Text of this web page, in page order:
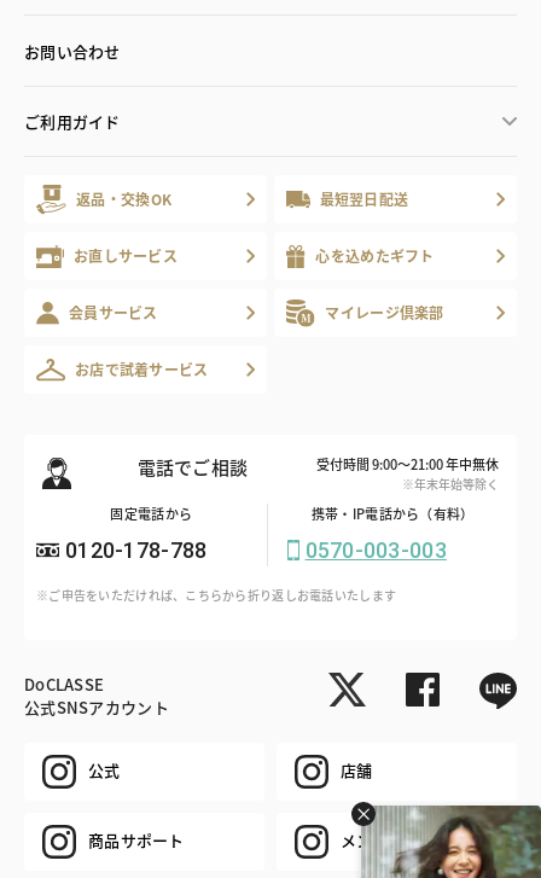
お問い合わせ
ご利用ガイド
返品・交換OK 最短翌日配送
お直しサービス 心を込めたギフト
会員サービス マイレージ倶楽部
お店で試着サービス
電話でご相談 受付時間 9:00～21:00 年中無休
※年末年始等除く
固定電話から
0120-178-788
携帯・IP電話から（有料）
0570-003-003
※ご申告をいただければ、こちらから折り返しお電話いたします
DoCLASSE
公式SNSアカウント
公式 店舗
商品サポート メンズ